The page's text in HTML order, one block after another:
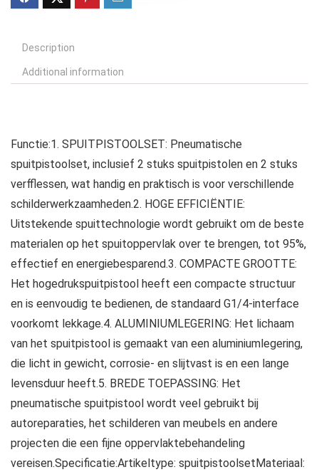
Description
Additional information
Functie:1. SPUITPISTOOLSET: Pneumatische
spuitpistoolset, inclusief 2 stuks spuitpistolen en 2 stuks
verfflessen, wat handig en praktisch is voor verschillende
schilderwerkzaamheden.2. HOGE EFFICIËNTIE:
Uitstekende spuittechnologie wordt gebruikt om de beste
materialen op het spuitoppervlak over te brengen, tot 95%,
effectief en energiebesparend.3. COMPACTE GROOTTE:
Het hogedrukspuitpistool heeft een compacte structuur
en is eenvoudig te bedienen, de standaard G1/4-interface
voorkomt lekkage.4. ALUMINIUMLEGERING: Het lichaam
van het spuitpistool is gemaakt van een aluminiumlegering,
die licht in gewicht, corrosie- en slijtvast is en een lange
levensduur heeft.5. BREDE TOEPASSING: Het
pneumatische spuitpistool wordt veel gebruikt bij
autoreparaties, het schilderen van meubels en andere
projecten die een fijne oppervlaktebehandeling
vereisen.Specificatie:Artikeltype: spuitpistoolsetMateriaal: